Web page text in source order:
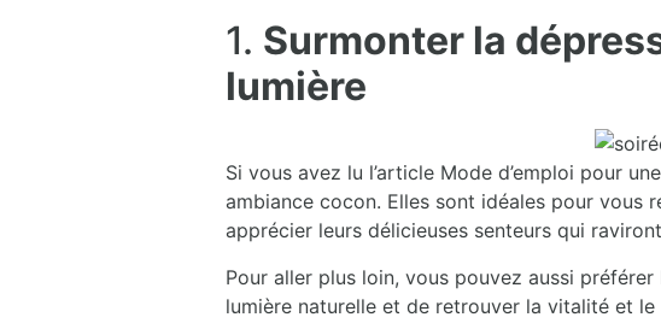
1. Surmonter la
lumière
Si vous avez lu l’article Mode d’emploi pour
ambiance cocon. Elles sont idéales pour vous
apprécier leurs délicieuses senteurs qui
Pour aller plus loin, vous pouvez aussi
lumière naturelle et de retrouver la vitalité et le